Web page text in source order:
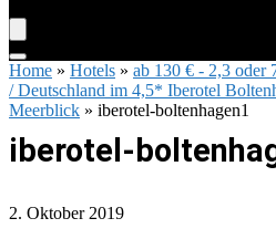
Home » Hotels » ab 130 € - 2,3 oder
/ Deutschland im 4,5* Iberotel
Meerblick » iberotel-boltenhagen1
iberotel-
2. Oktober 2019